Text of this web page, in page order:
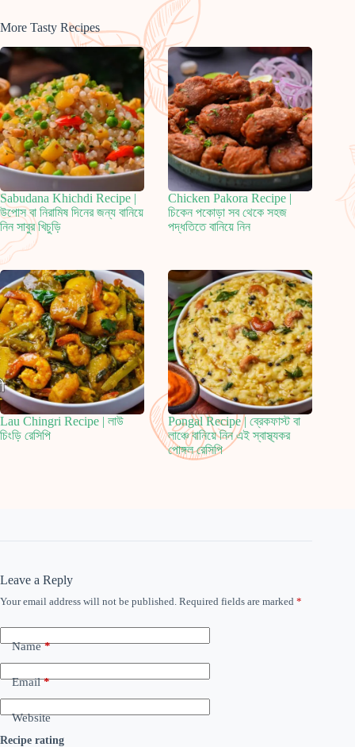
More Tasty Recipes
Sabudana Khichdi Recipe |
উপোস বা নিরামিষ দিনের জন্য বানিয়ে
নিন সাবুর খিচুড়ি
Chicken Pakora Recipe |
চিকেন পকোড়া সব থেকে সহজ
পদ্ধতিতে বানিয়ে নিন
Lau Chingri Recipe | লাউ
চিংড়ি রেসিপি
Pongal Recipe | ব্রেকফাস্ট বা
লাঞ্চে বানিয়ে নিন এই স্বাস্থ্যকর
পোঙ্গল রেসিপি
Leave a Reply
Your email address will not be published. Required fields are marked *
Name*
Email*
Website
Recipe rating